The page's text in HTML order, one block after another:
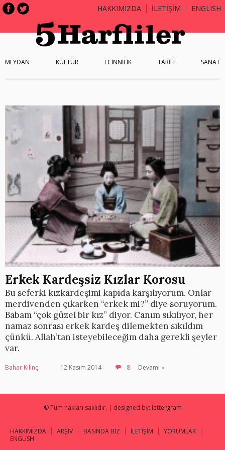
HAKKIMIZDA İLETİŞİM ENGLISH
MEYDAN KÜLTÜR ECİNNİLİK TARİH SANAT
Erkek Kardeşsiz Kızlar Korosu
Bu seferki kızkardeşimi kapıda karşılıyorum. Onlar
merdivenden çıkarken “erkek mi?” diye soruyorum.
Babam “çok güzel bir kız” diyor. Canım sıkılıyor, her
namaz sonrası erkek kardeş dilemekten sıkıldım
çünkü. Allah’tan isteyebileceğim daha gerekli şeyler
var.
Bahar Kılınç 12 Kasım 2014 8 Devamı »
© Tüm hakları saklıdır. | designed by: lettergram
HAKKIMIZDA ARŞİV BASINDA BİZ İLETİŞİM
YORUMLAR
ENGLISH